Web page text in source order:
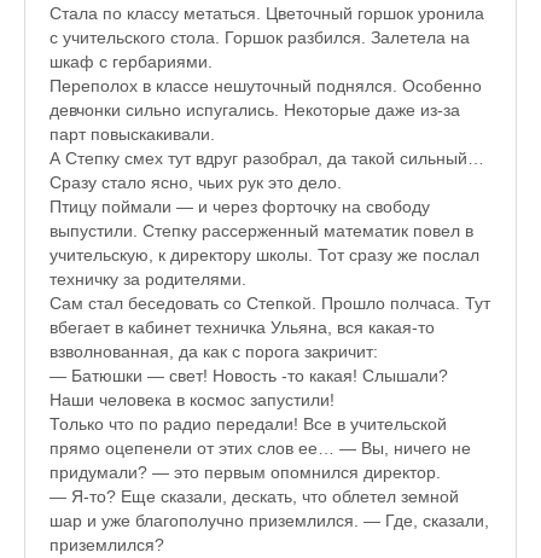
Прогулки по Царскому Селу. Весна.
Прогулки по Царскому Селу. Лето
Прогулки по Царскому Селу. Осень
Царскосельские Стихи
Стихи о Пушкине А.С.
Александр Пушкин Стихи
Стихотворения лицеистов
Все про Царское село
Лучшие стихи Русских Классиков
♪♫Nostalgia melody★
♪♫Музыкальное ассорти★
♪♫Nostalgia melody★
Стала по классу метаться. Цветочный горшок уронила
с учительского стола. Горшок разбился. Залетела на
шкаф с гербариями.
Переполох в классе нешуточный поднялся. Особенно
девчонки сильно испугались. Некоторые даже из-за
парт повыскакивали.
А Степку смех тут вдруг разобрал, да такой сильный…
Сразу стало ясно, чьих рук это дело.
Птицу поймали — и через форточку на свободу
выпустили. Степку рассерженный математик повел в
учительскую, к директору школы. Тот сразу же послал
техничку за родителями.
Сам стал беседовать со Степкой. Прошло полчаса. Тут
вбегает в кабинет техничка Ульяна, вся какая-то
взволнованная, да как с порога закричит:
— Батюшки — свет! Новость -то какая! Слышали?
Наши человека в космос запустили!
Только что по радио передали! Все в учительской
прямо оцепенели от этих слов ее… — Вы, ничего не
придумали? — это первым опомнился директор.
— Я-то? Еще сказали, дескать, что облетел земной
шар и уже благополучно приземлился. — Где, сказали,
приземлился?